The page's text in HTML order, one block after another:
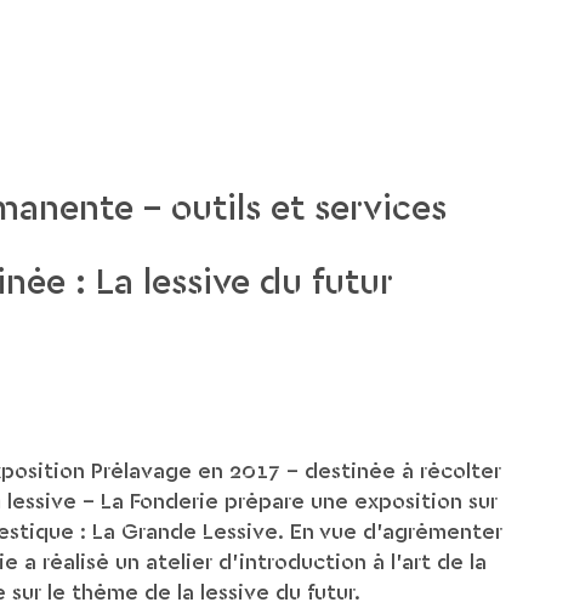
- outils et services
: La lessive du futur
Prélavage en 2017 – destinée à récolter
– La Fonderie prépare une exposition sur
: La Grande Lessive. En vue d’agrémenter
a réalisé un atelier d’introduction à l’art de la
sur le thème de la lessive du futur.